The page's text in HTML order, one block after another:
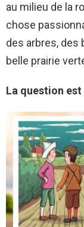
au milieu de la
chose
des arbres, des
belle prairie
La question est